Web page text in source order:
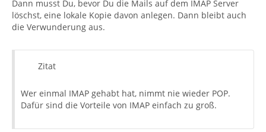
Dann musst Du, bevor Du die Mails auf dem IMAP Server
löschst, eine lokale Kopie davon anlegen. Dann bleibt auch
die Verwunderung aus.
Zitat
Wer einmal IMAP gehabt hat, nimmt nie wieder POP.
Dafür sind die Vorteile von IMAP einfach zu groß.